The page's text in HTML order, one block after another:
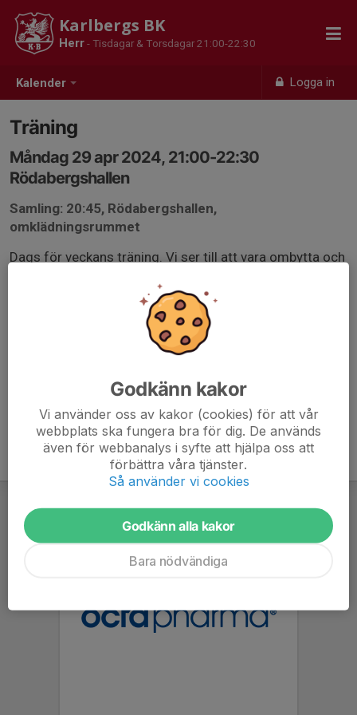
Kalender Logga in
Karlbergs BK
Herr- Tisdagar & Torsdagar 21:00-22:30
Träning
Måndag 29 apr 2024, 21:00-22:30
Rödabergshallen
Samling: 20:45, Rödabergshallen,
omklädningsrummet
Dags för veckans träning. Vi ser till att vara ombytta och
Svara på kallelsen innan söndag, kan ni inte delta efter
att kallelsen är stängd meddelar ni Elias.
Godkänn kakor
Vi använder oss av kakor (cookies) för att vår
webbplats ska fungera bra för dig. De används
även för webbanalys i syfte att hjälpa oss att
förbättra våra tjänster.
Så använder vi cookies
Godkänn alla kakor
Bara nödvändiga